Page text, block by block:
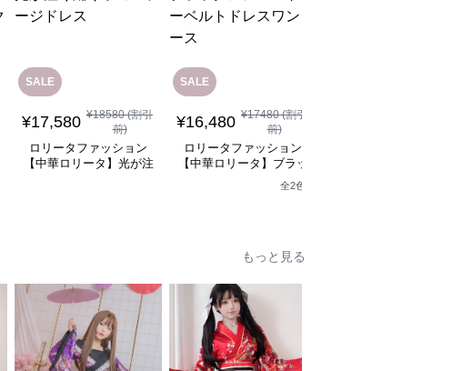
SALE
¥17,580 ¥18580(割引
前)
ロリータファッション
【中華ロリータ】光が注
SALE
¥16,480 ¥17480(割引
前)
ロリータファッション
【中華ロリータ】ブラッ
クアシンメトリーベルト
ドレスワンピース
全2色
もっと見る